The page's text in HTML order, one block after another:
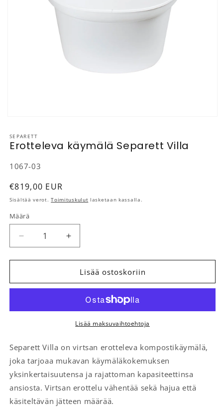
SEPARETT
Erotteleva käymälä Separett Villa
SKU-koodi:
1067-03
Normaalihinta
€819,00 EUR
Sisältää verot.Toimituskulut lasketaan kassalla.
Määrä
Määrä
Vähennä tuotteen Erotteleva käymälä Separett
Lisää tuotteen Erotteleva käymälä
Lisää ostoskoriin
Lisää maksuvaihtoehtoja
Separett Villa on virtsan erotteleva kompostikäymälä,
joka tarjoaa mukavan käymäläkokemuksen
yksinkertaisuutensa ja rajattoman kapasiteettinsa
ansiosta. Virtsan erottelu vähentää sekä hajua että
käsiteltävän jätteen määrää.